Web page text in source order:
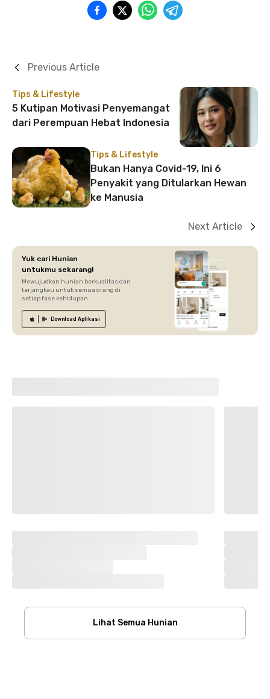
Tips & Lifestyle
5 Kutipan Motivasi Penyemangat
dari Perempuan Hebat Indonesia
Previous Article
Tips & Lifestyle
Bukan Hanya Covid-19, Ini 6
Penyakit yang Ditularkan Hewan
ke Manusia
Next Article
Yuk cari Hunian
untukmu sekarang!
Mewujudkan hunian berkualitas dan
terjangkau untuk semua orang di
setiap fase kehidupan.
Download Aplikasi
Lihat Semua Hunian